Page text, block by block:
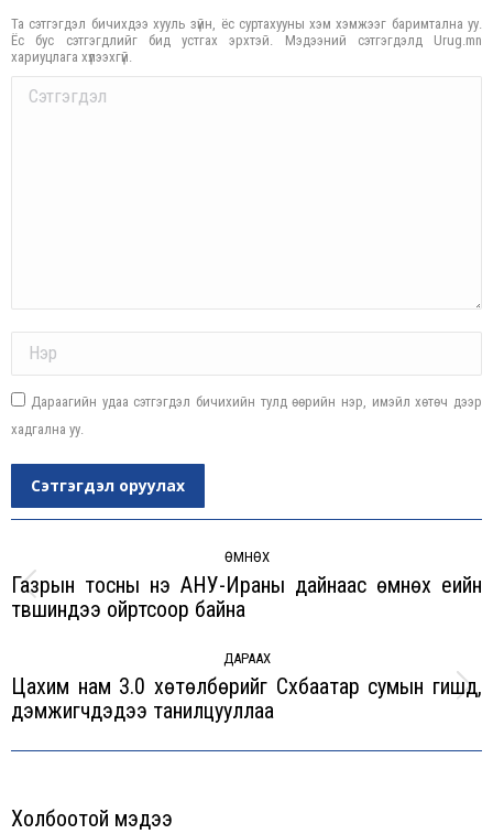
Та сэтгэгдэл бичихдээ хууль зүйн, ёс суртахууны хэм хэмжээг баримтална уу.
Ёс бус сэтгэгдлийг бид устгах эрхтэй. Мэдээний сэтгэгдэлд Urug.mn
хариуцлага хүлээхгүй.
Comment
Дараагийн удаа сэтгэгдэл бичихийн тулд өөрийн нэр, имэйл хөтөч дээр
хадгална уу.
Сэтгэгдэл оруулах
navigation
ӨМНӨХ
Previous
Газрын тосны үнэ АНУ-Ираны дайнаас өмнөх үеийн
түвшиндээ ойртсоор байна
ДАРААХ
Next
Цахим нам 3.0 хөтөлбөрийг Сүхбаатар сумын гишүүд,
дэмжигчдэдээ танилцууллаа
Холбоотой мэдээ